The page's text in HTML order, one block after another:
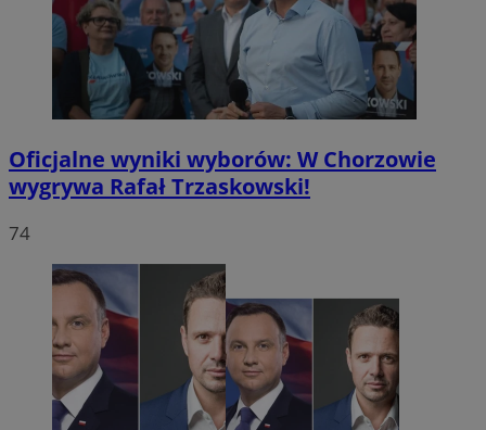
Oficjalne wyniki wyborów: W Chorzowie
wygrywa Rafał Trzaskowski!
74